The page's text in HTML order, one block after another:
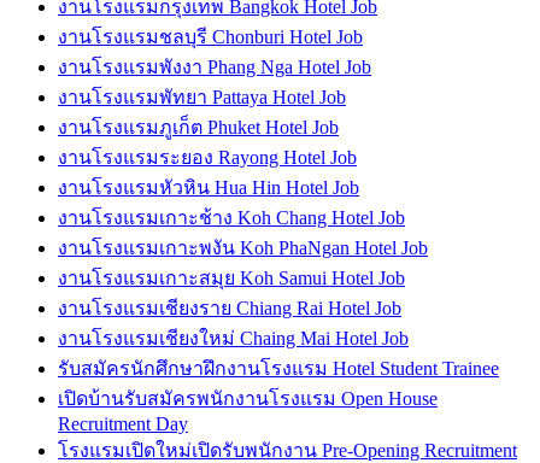
งานโรงแรมกรุงเทพ Bangkok Hotel Job
งานโรงแรมชลบุรี Chonburi Hotel Job
งานโรงแรมพังงา Phang Nga Hotel Job
งานโรงแรมพัทยา Pattaya Hotel Job
งานโรงแรมภูเก็ต Phuket Hotel Job
งานโรงแรมระยอง Rayong Hotel Job
งานโรงแรมหัวหิน Hua Hin Hotel Job
งานโรงแรมเกาะช้าง Koh Chang Hotel Job
งานโรงแรมเกาะพงัน Koh PhaNgan Hotel Job
งานโรงแรมเกาะสมุย Koh Samui Hotel Job
งานโรงแรมเชียงราย Chiang Rai Hotel Job
งานโรงแรมเชียงใหม่ Chaing Mai Hotel Job
รับสมัครนักศึกษาฝึกงานโรงแรม Hotel Student Trainee
เปิดบ้านรับสมัครพนักงานโรงแรม Open House
Recruitment Day
โรงแรมเปิดใหม่เปิดรับพนักงาน Pre-Opening Recruitment